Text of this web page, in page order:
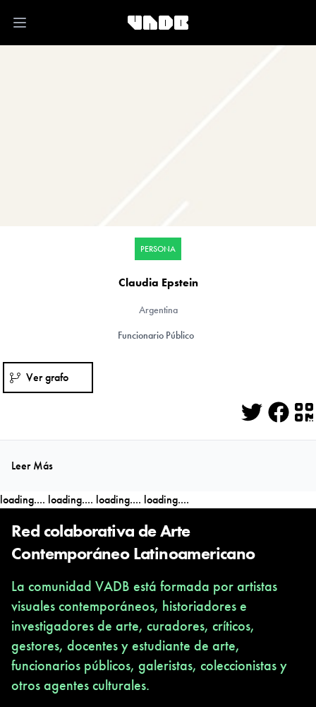
Open main menu
PERSONA
Claudia Epstein
Argentina
Funcionario Público
Ver grafo
Twitter
Leer Más
loading.... loading.... loading.... loading....
Red colaborativa de Arte
Contemporáneo Latinoamericano
La comunidad VADB está formada por artistas
visuales contemporáneos, historiadores e
investigadores de arte, curadores, críticos,
gestores, docentes y estudiante de arte,
funcionarios públicos, galeristas, coleccionistas y
otros agentes culturales.